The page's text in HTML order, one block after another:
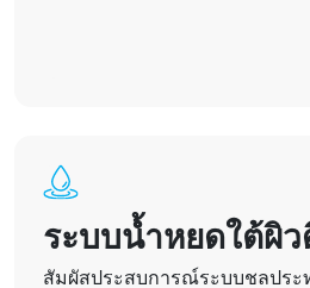
ระบบน้ำหยดใต้ผิ
สัมผัสประสบการณ์ระบบชลประ